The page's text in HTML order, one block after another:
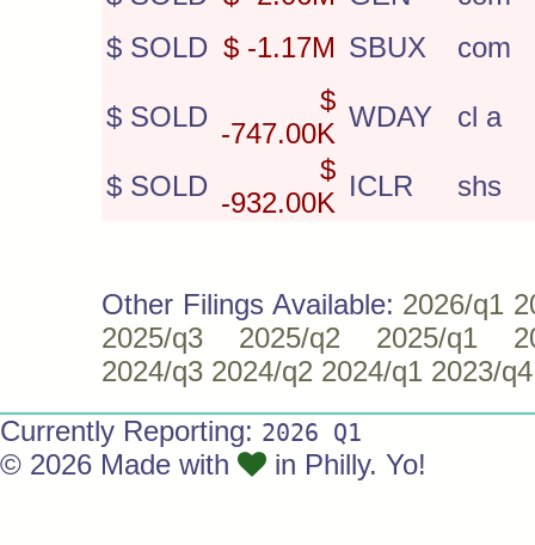
$ SOLD $ -1.17M SBUX com
$ SOLD
$
-747.00K
WDAY cl a
$ SOLD
$
-932.00K
ICLR shs
Other Filings Available: 2026/q1
2025/q3
2025/q2 2025/q1
2024/q3 2024/q2 2024/q1 2023/q4
Currently Reporting: 2026 Q1
© 2026 Made with in Philly. Yo!